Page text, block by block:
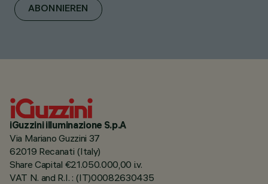
ABONNIEREN
iGuzzini illuminazione S.p.A
Via Mariano Guzzini 37
62019 Recanati (Italy)
Share Capital €21.050.000,00 i.v.
VAT N. and R.I. : (IT)00082630435